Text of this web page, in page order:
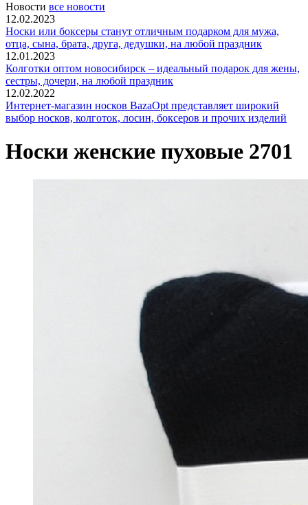
Новости все новости
12.02.2023
Носки или боксеры станут отличным подарком для мужа,
отца, сына, брата, друга, дедушки, на любой праздник
12.01.2023
Колготки оптом новосибирск – идеальный подарок для жены,
сестры, дочери, на любой праздник
12.02.2022
Интернет-магазин носков BazaOpt представляет широкий
выбор носков, колготок, лосин, боксеров и прочих изделий
Носки женские пуховые 2701